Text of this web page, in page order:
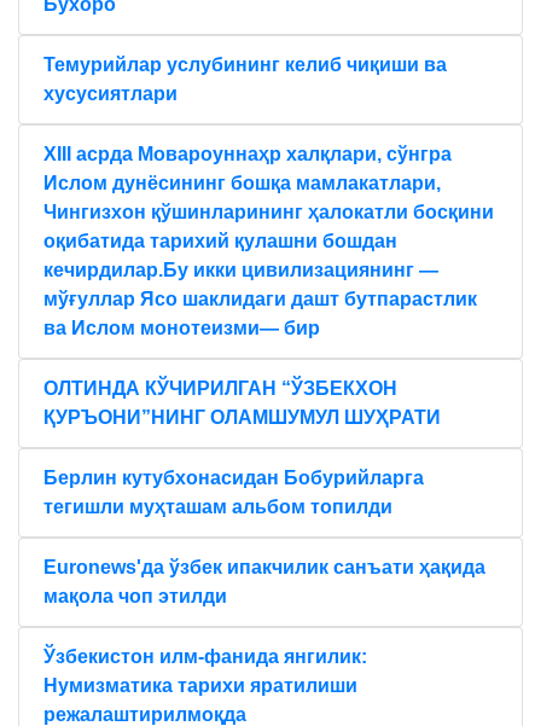
Бухоро
Темурийлар услубининг келиб чиқиши ва
хусусиятлари
XIII асрда Мовароуннаҳр халқлари, сўнгра
Ислом дунёсининг бошқа мамлакатлари,
Чингизхон қўшинларининг ҳалокатли босқини
оқибатида тарихий қулашни бошдан
кечирдилар.Бу икки цивилизациянинг —
мўғуллар Ясо шаклидаги дашт бутпарастлик
ва Ислом монотеизми— бир
ОЛТИНДА КЎЧИРИЛГАН “ЎЗБЕКХОН
ҚУРЪОНИ”НИНГ ОЛАМШУМУЛ ШУҲРАТИ
Берлин кутубхонасидан Бобурийларга
тегишли муҳташам альбом топилди
Euronews'да ўзбек ипакчилик санъати ҳақида
мақола чоп этилди
Ўзбекистон илм-фанида янгилик:
Нумизматика тарихи яратилиши
режалаштирилмоқда